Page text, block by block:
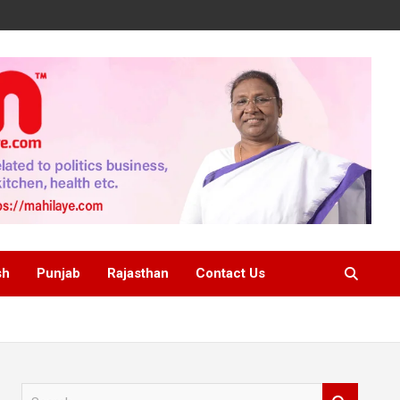
Punjab Rajasthan Contact Us